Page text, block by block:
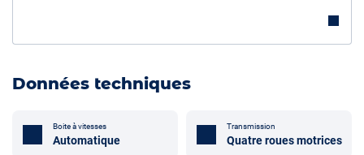
Données techniques
Boite à vitesses
Automatique
Transmission
Quatre roues motrices